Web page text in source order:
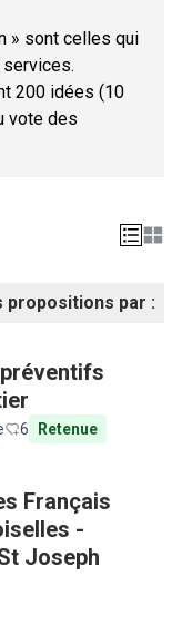
» sont celles qui
200 idées (10
vote des
propositions par :
6 Retenue
Français
-
Joseph